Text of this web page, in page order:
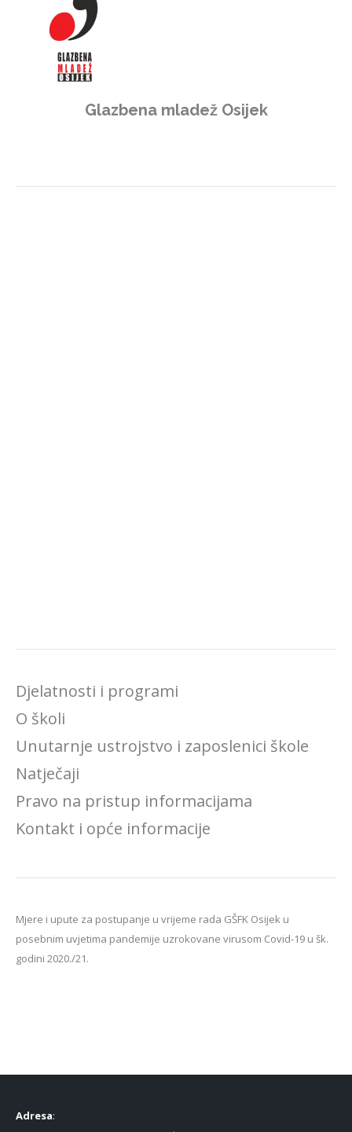
Glazbena mladež Osijek
Djelatnosti i programi
O školi
Unutarnje ustrojstvo i zaposlenici škole
Natječaji
Pravo na pristup informacijama
Kontakt i opće informacije
Mjere i upute za postupanje u vrijeme rada GŠFK Osijek u
posebnim uvjetima pandemije uzrokovane virusom Covid-19 u šk.
godini 2020./21.
Adresa: